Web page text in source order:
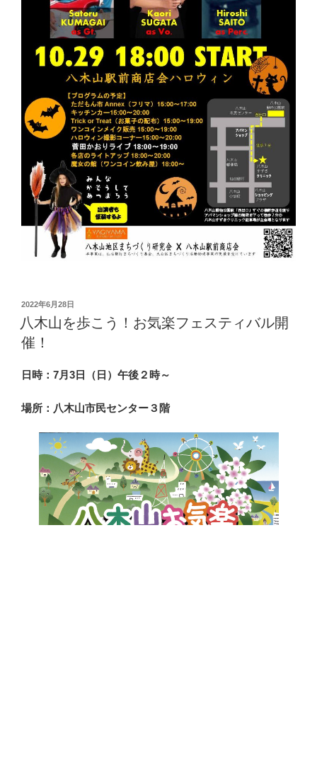
投
稿
日:
2022年6月28日
八木山を歩こう！お気楽フェスティバル開
催！
日時：7月3日（日）午後２時～
場所：八木山市民センター３階